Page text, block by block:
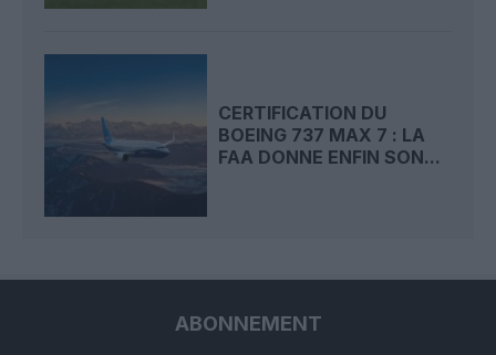
CERTIFICATION DU
BOEING 737 MAX 7 : LA
FAA DONNE ENFIN SON...
ABONNEMENT